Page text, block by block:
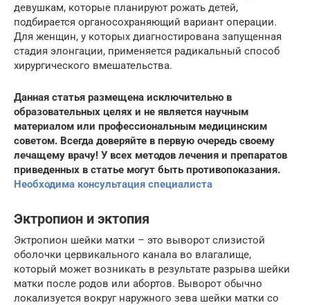
девушкам, которые планируют рожать детей,
подбирается органосохраняющий вариант операции.
Для женщин, у которых диагностирована запущенная
стадия элонгации, применяется радикальный способ
хирургического вмешательства.
Данная статья размещена исключительно в
образовательных целях и не является научным
материалом или профессиональным медицинским
советом. Всегда доверяйте в первую очередь своему
лечащему врачу! У всех методов лечения и препаратов
приведенных в статье могут быть противопоказания.
Необходима консультация специалиста
Эктропион и эктопия
Эктропион шейки матки – это выворот слизистой
оболочки цервикального канала во влагалище,
который может возникать в результате разрыва шейки
матки после родов или абортов. Выворот обычно
локализуется вокруг наружного зева шейки матки со